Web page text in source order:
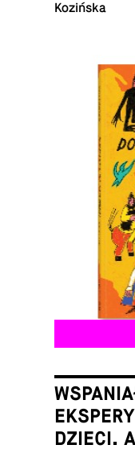
Kozińska
DZIECI.